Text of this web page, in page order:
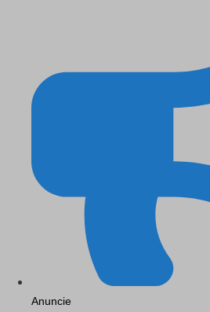
Anuncie